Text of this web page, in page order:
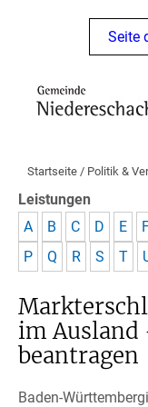
Seite
Startseite / Politik &
Leistungen
A
B C D E
P
Q R S T
im
beantragen
Baden-